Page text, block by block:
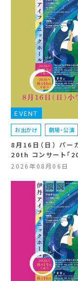
EVENT
お出かけ 劇場・公演
8月16日（日） パー
20th コンサート「
2026年08月06日